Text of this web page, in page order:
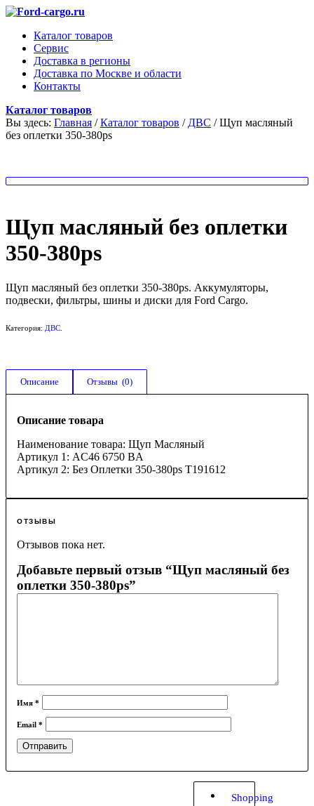
Shopping
Каталог товаров
Сервис
Доставка в регионы
Доставка по Москве и области
Контакты
Каталог товаров
Вы здесь: Главная / Каталог товаров / ДВС / Щуп масляный
без оплетки 350-380ps
Щуп масляный без оплетки
350-380ps
Щуп масляный без оплетки 350-380ps. Аккумуляторы,
подвески, фильтры, шины и диски для Ford Cargo.
Категория: ДВС
Описание Отзывы  (0)
Описание товара
Наименование товара: Щуп Масляный
Артикул 1: AC46 6750 BA
Артикул 2: Без Оплетки 350-380ps T191612
ОТЗЫВЫ
Отзывов пока нет.
Добавьте первый отзыв “Щуп масляный без
оплетки 350-380ps”
Имя *
Email *